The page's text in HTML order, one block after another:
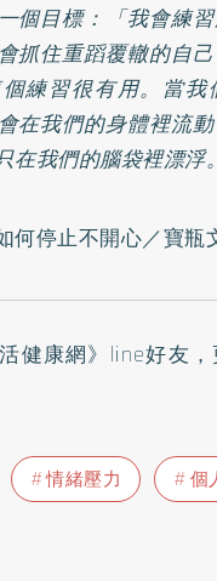
個目標：「我會練
抓住重蹈覆轍的自
練習很有用。當我
在我們的身體裡流
在我們的腦袋裡漂浮。
何停止不開心／寶瓶
活健康網》line好友
情緒壓力
個